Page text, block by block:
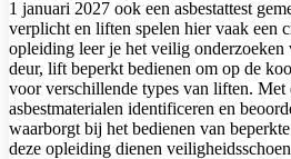
1 januari 2027 ook een asbestattest
verplicht en liften spelen hier vaak een
opleiding leer je het veilig onderzoeken
deur, lift beperkt bedienen om op de
voor verschillende types van liften. Met
asbestmaterialen identificeren en
waarborgt bij het bedienen van
deze opleiding dienen